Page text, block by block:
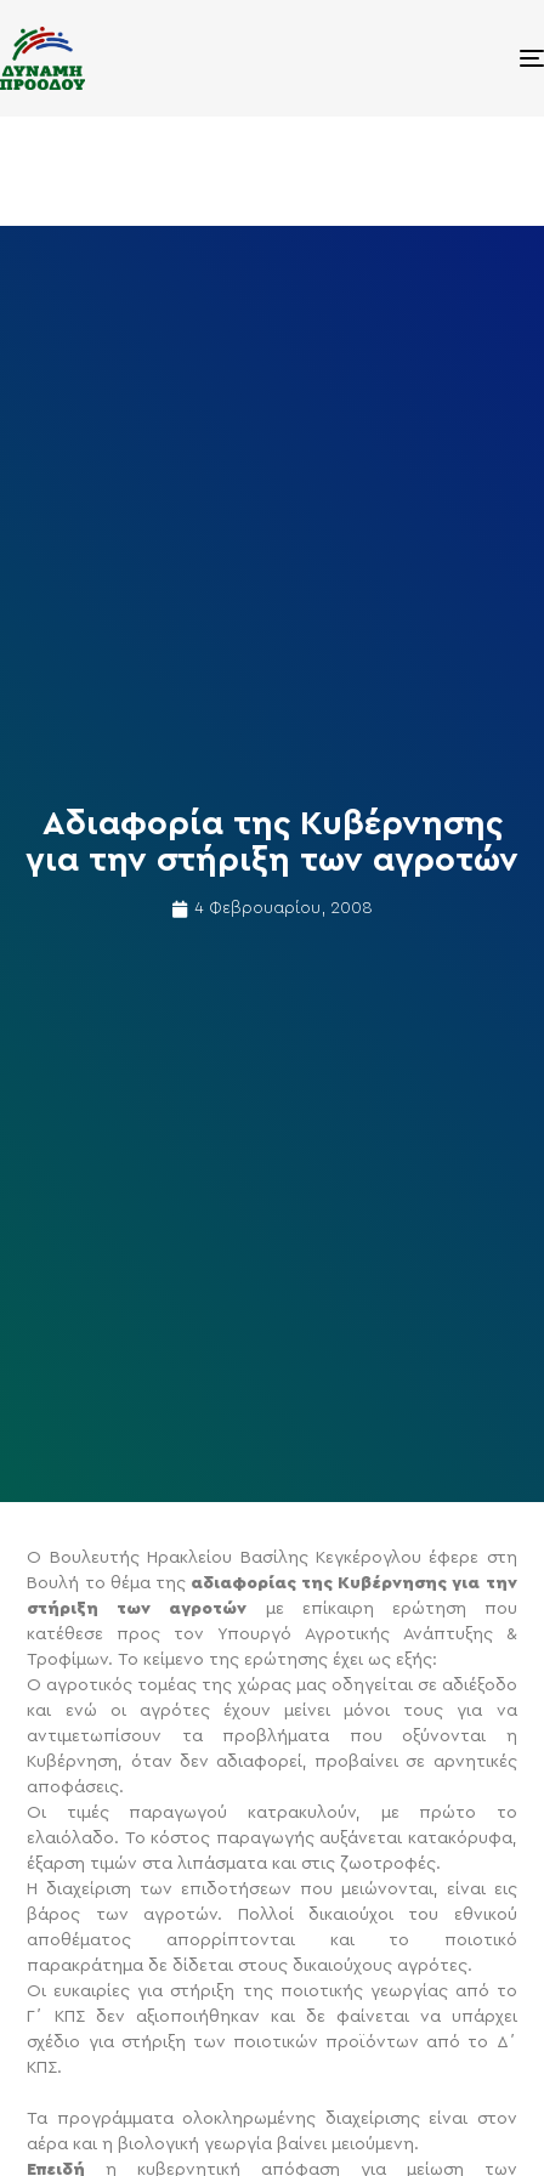
Αδιαφορία της Κυβέρνησης
για την στήριξη των αγροτών
4 Φεβρουαρίου, 2008
Ο Βουλευτής Ηρακλείου Βασίλης Κεγκέρογλου έφερε στη
Βουλή το θέμα της αδιαφορίας της Κυβέρνησης για την
στήριξη των αγροτών με επίκαιρη ερώτηση που
κατέθεσε προς τον Υπουργό Αγροτικής Ανάπτυξης &
Τροφίμων. Το κείμενο της ερώτησης έχει ως εξής:
Ο αγροτικός τομέας της χώρας μας οδηγείται σε αδιέξοδο
και ενώ οι αγρότες έχουν μείνει μόνοι τους για να
αντιμετωπίσουν τα προβλήματα που οξύνονται η
Κυβέρνηση, όταν δεν αδιαφορεί, προβαίνει σε αρνητικές
αποφάσεις.
Οι τιμές παραγωγού κατρακυλούν, με πρώτο το
ελαιόλαδο. Το κόστος παραγωγής αυξάνεται κατακόρυφα,
έξαρση τιμών στα λιπάσματα και στις ζωοτροφές.
Η διαχείριση των επιδοτήσεων που μειώνονται, είναι εις
βάρος των αγροτών. Πολλοί δικαιούχοι του εθνικού
αποθέματος απορρίπτονται και το ποιοτικό
παρακράτημα δε δίδεται στους δικαιούχους αγρότες.
Οι ευκαιρίες για στήριξη της ποιοτικής γεωργίας από το
Γ΄ ΚΠΣ δεν αξιοποιήθηκαν και δε φαίνεται να υπάρχει
σχέδιο για στήριξη των ποιοτικών προϊόντων από το Δ΄
ΚΠΣ.
Τα προγράμματα ολοκληρωμένης διαχείρισης είναι στον
αέρα και η βιολογική γεωργία βαίνει μειούμενη.
Επειδήη κυβερνητική απόφαση για μείωση των